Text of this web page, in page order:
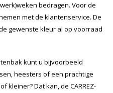
bedragen. Voor de
met de klantenservice. De
gewenste kleur al op voorraad
kunt u bijvoorbeeld
heesters of een prachtige
kleiner? Dat kan, de CARREZ-